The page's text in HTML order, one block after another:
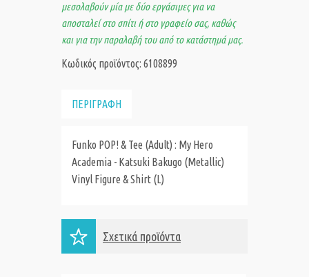
μεσολαβούν μία με δύο εργάσιμες για να
αποσταλεί στο σπίτι ή στο γραφείο σας, καθώς
και για την παραλαβή του από το κατάστημά μας.
Κωδικός προϊόντος: 6108899
ΠΕΡΙΓΡΑΦΗ
Funko POP! & Tee (Adult) : My Hero
Academia - Katsuki Bakugo (Metallic)
Vinyl Figure & Shirt (L)
Σχετικά προϊόντα